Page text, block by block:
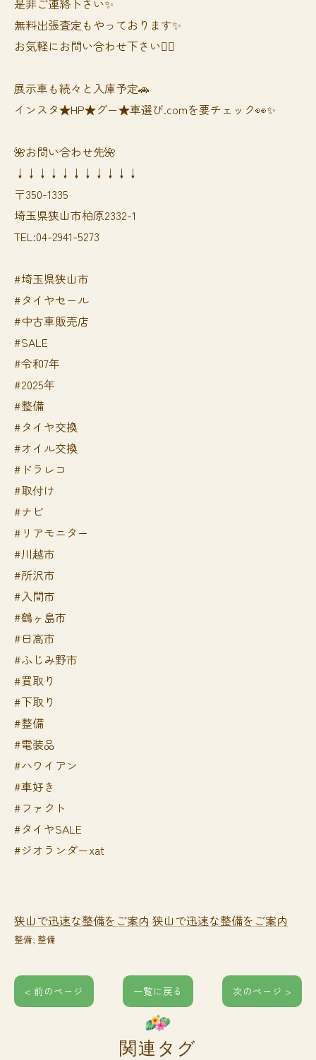
是非ご連絡下さい✨
無料出張査定もやっております✨
お気軽にお問い合わせ下さい🙆‍♀️
展示車も続々と入庫予定🚗
インスタ★HP★グー★車選び.comを要チェック👀✨
🌺お問い合わせ先🌺
↓↓↓↓↓↓↓↓↓↓↓
〒350-1335
埼玉県狭山市柏原2332-1
TEL:04-2941-5273
#埼玉県狭山市
#タイヤセール
#中古車販売店
#SALE
#令和7年
#2025年
#整備
#タイヤ交換
#オイル交換
#ドラレコ
#取付け
#ナビ
#リアモニター
#川越市
#所沢市
#入間市
#鶴ヶ島市
#日高市
#ふじみ野市
#買取り
#下取り
#整備
#電装品
#ハワイアン
#車好き
#ファクト
#タイヤSALE
#ジオランダーxat
狭山で迅速な整備をご案内 狭山で迅速な整備をご案内
整備 整備
< 前のページ 一覧に戻る 次のページ >
関連タグ